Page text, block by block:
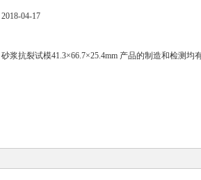
2018-04-17
砂浆抗裂试模41.3×66.7×25.4mm 产品的制造和检测均